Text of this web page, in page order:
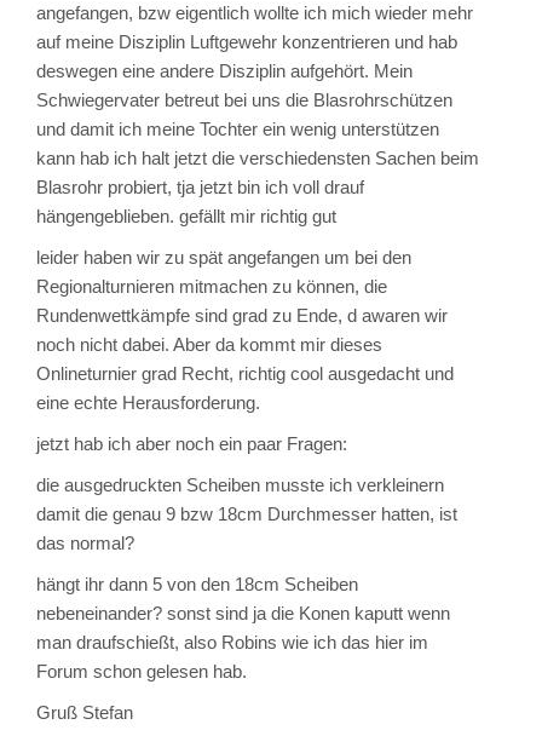
angefangen, bzw eigentlich wollte ich mich wieder mehr
auf meine Disziplin Luftgewehr konzentrieren und hab
deswegen eine andere Disziplin aufgehört. Mein
Schwiegervater betreut bei uns die Blasrohrschützen
und damit ich meine Tochter ein wenig unterstützen
kann hab ich halt jetzt die verschiedensten Sachen beim
Blasrohr probiert, tja jetzt bin ich voll drauf
hängengeblieben. gefällt mir richtig gut
leider haben wir zu spät angefangen um bei den
Regionalturnieren mitmachen zu können, die
Rundenwettkämpfe sind grad zu Ende, d awaren wir
noch nicht dabei. Aber da kommt mir dieses
Onlineturnier grad Recht, richtig cool ausgedacht und
eine echte Herausforderung.
jetzt hab ich aber noch ein paar Fragen:
die ausgedruckten Scheiben musste ich verkleinern
damit die genau 9 bzw 18cm Durchmesser hatten, ist
das normal?
hängt ihr dann 5 von den 18cm Scheiben
nebeneinander? sonst sind ja die Konen kaputt wenn
man draufschießt, also Robins wie ich das hier im
Forum schon gelesen hab.
Gruß Stefan